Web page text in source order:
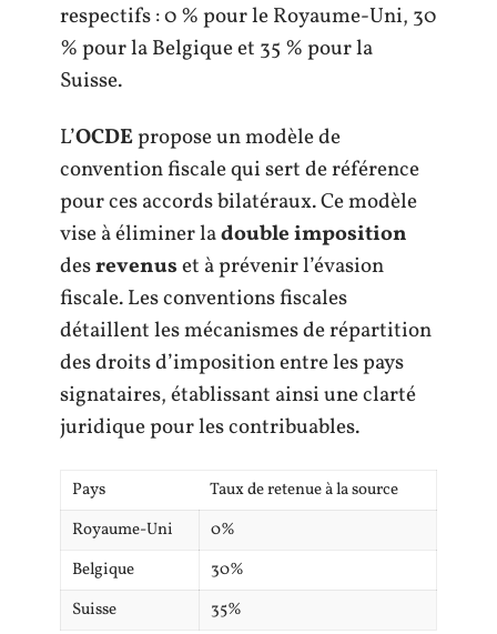
respectifs : 0 % pour le Royaume-Uni, 30
% pour la Belgique et 35 % pour la
Suisse.
L’OCDEpropose un modèle de
convention fiscale qui sert de référence
pour ces accords bilatéraux. Ce modèle
vise à éliminer ladouble imposition
desrevenuset à prévenir l’évasion
fiscale. Les conventions fiscales
détaillent les mécanismes de répartition
des droits d’imposition entre les pays
signataires, établissant ainsi une clarté
juridique pour les contribuables.
Pays
Taux de retenue à la source
Royaume-Uni
0%
Belgique
30%
Suisse
35%